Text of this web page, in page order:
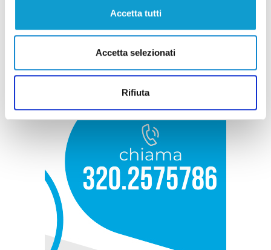
Accetta tutti
Accetta selezionati
Rifiuta